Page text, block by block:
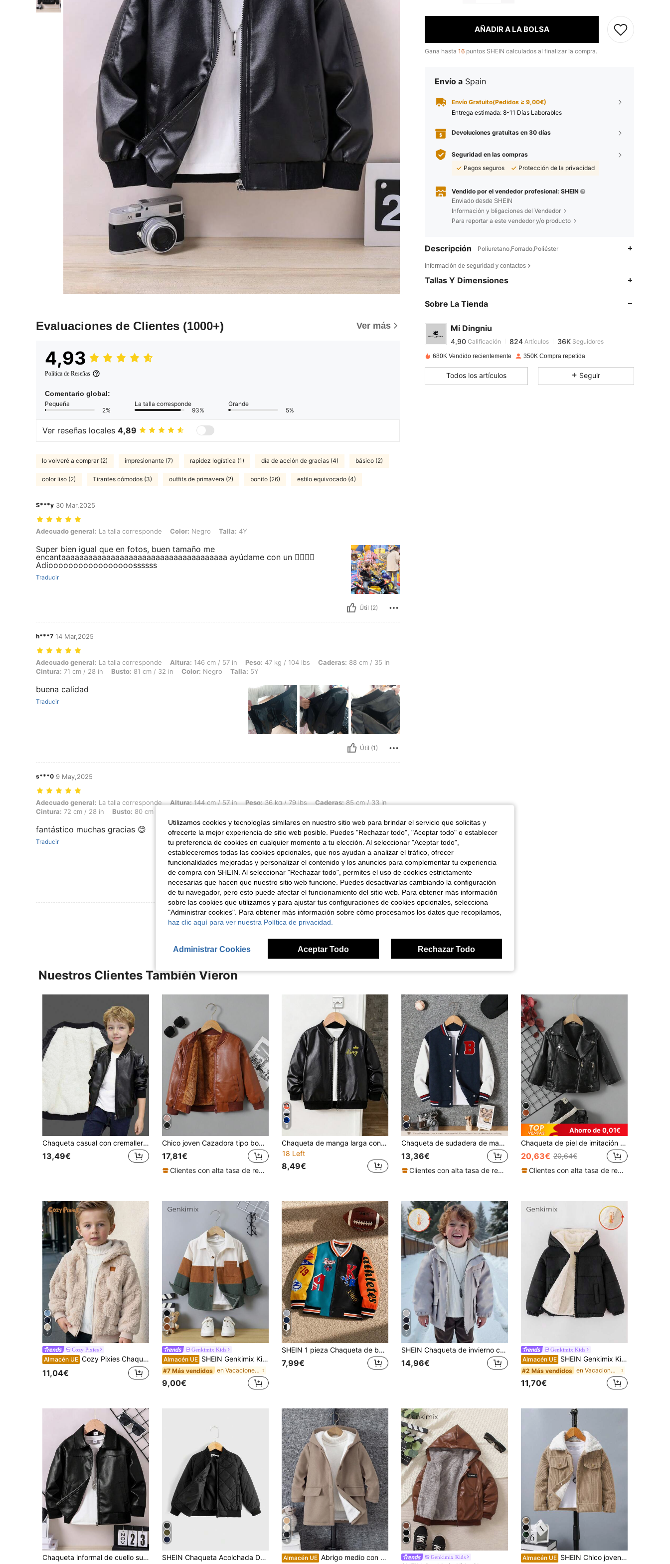
Evaluaciones de Clientes (1000+) Ver más
4,93
Política de Reseñas
Comentario global:
Pequeña
2%
La talla corresponde
93%
Grande
5%
Ver reseñas locales 4,89
lo volveré a comprar (2) impresionante (7) rapidez logística (1) día de acción de gracias (4) básico (2)
color liso (2) Tirantes cómodos (3) outfits de primavera (2) bonito (26) estilo equivocado (4)
S***y 30 Mar,2025
Adecuado general: La talla corresponde, Color: Negro, Talla: 4Y
Adecuado general: La talla corresponde Color: Negro Talla: 4Y
Super bien igual que en fotos, buen tamaño me
encantaaaaaaaaaaaaaaaaaaaaaaaaaaaaaaaaaaaaa ayúdame con un 👍🏻💋😘
Adiooooooooooooooooossssss
Traducir
Útil (2)
h***7 14 Mar,2025
Adecuado general: La talla corresponde, Altura: 146 cm / 57 in, Peso: 47 kg / 104 lbs, Caderas: 88 cm / 35 in, Cintura: 71 cm / 28 in, Busto: 81 cm / 32 in, Color: Negro, Talla: 5Y
Adecuado general: La talla corresponde Altura: 146 cm / 57 in Peso: 47 kg / 104 lbs Caderas: 88 cm / 35 in
Cintura: 71 cm / 28 in Busto: 81 cm / 32 in Color: Negro Talla: 5Y
buena calidad
Traducir
Útil (1)
s***0 9 May,2025
Adecuado general: La talla corresponde, Altura: 144 cm / 57 in, Peso: 36 kg / 79 lbs, Caderas: 85 cm / 33 in, Cintura: 72 cm / 28 in, Busto: 80 cm / 31 in, Color: Negro, Talla: 6Y
Adecuado general: La talla corresponde Altura:144 cm / 57 in Peso:36 kg / 79 lbs Caderas:85 cm / 33 in
Cintura: 72 cm / 28 in Busto: 80 cm / 31 in
fantástico muchas gracias 😊
Traducir
Útil (0)
Ver Más Reseñas
AÑADIR A LA BOLSA
Gana hasta 16 puntos SHEIN calculados al finalizar la compra.
Envío a Spain
Envío Gratuito(Pedidos ≥ 9,00€)
Entrega estimada: 8-11 Días Laborables
Devoluciones gratuitas en 30 días
Seguridad en las compras
Pagos seguros
Protección de la privacidad
Vendido por el vendedor profesional: SHEIN
Enviado desde SHEIN
Información y bligaciones del Vendedor
Para reportar a este vendedor y/o producto
Descripción Poliuretano,Forrado,Poliéster
Información de seguridad y contactos
Tallas Y Dimensiones
Sobre La Tienda
Mi Dingniu
4,90
4,90
Calificación
e***9pagadoHace 1 día
4,90 824 36K
680K Vendido recientemente 350K Compra repetida
Todos los artículos Seguir
Nuestros Clientes También Vieron
Chaqueta casual con cremallera de piel sintética negra para niños
13,49€
Chico joven Cazadora tipo bomber con cremallera con forro térmico PU
17,81€
Clientes con alta tasa de repetición
8
Chaqueta de manga larga con cremallera de cuero PU negro nueva y enérgica para niños, con patrón bordado de moda, tela cómoda, ajuste elegante, nueva llegada de otoño/invierno, adecuada para múltiples estaciones y ocasiones, conjunto infantil, conjunto de verano/otoño para niños
18 Left
8,49€
Chaqueta de sudadera de manga larga con letra bordada y recortes de color block de estilo casual elegante para niño joven
13,36€
Clientes con alta tasa de repetición
Ahorro de 0,01€
Chaqueta de piel de imitación con cuello vuelto para niño, abrigo de moto de piel de imitación fresco para niño para primavera, otoño e invierno
20,63€ 20,64€
Clientes con alta tasa de repetición
7
Cozy Pixies
Almacén UE Cozy Pixies Chaqueta térmica de manga larga con capucha y etiqueta tejida decorativa para niño pequeño, a cuadros, forro térmico grueso, térmica de doble cara, apta para interiores, exteriores, casual, esquí, regreso a la escuela, uso diario, deportes, juegos, fiestas, Día de San Valentín, múltiples ocasiones
11,04€
4
Genkimix Kids
Almacén UE SHEIN Genkimix Kids Chaqueta informal de botones con bolsillo y bloques de color para niño, otoño
#7 Más vendidos en Vacaciones Ropa de abrigo para niños pequeños
9,00€
7
SHEIN 1 pieza Chaqueta de béisbol casual deportiva para niño joven con estampado de letras & números, manga larga, adecuada para uso diario, deportes, ver juegos, para niños de 4-7 años, perfecta para deportes, salidas, escuela, temporada de vuelta a la escuela
7,99€
5
SHEIN Chaqueta de invierno casual con bolsillo utilitario, forro térmico y mangas raglán de unicolor para niño pequeño, adecuada para uso al aire libre, escuela y hogar en otoño
14,96€
Genkimix Kids
Almacén UE SHEIN Genkimix Kids Abrigo acolchado clásico casual con capucha con cremallera, forro térmico y bolsillos reales para niños pequeños, otoño/invierno
#2 Más vendidos en Vacaciones Ropa de abrigo para niños pequeños
11,70€
Chaqueta informal de cuello suelto con cremallera para niño, primavera-otoño SHEIN Chaqueta Acolchada De Bombardero Con Cremallera Frontal Para Nino Joven
5
Almacén UE Abrigo medio con capucha forrado de piel sintética gruesa para niños pequeños, versátil para varias ocasiones casuales Genkimix Kids
4
Almacén UE SHEIN Chico joven Abrigo de pana cuello de borreguito con diseño de solapa
Utilizamos cookies y tecnologías similares en nuestro sitio web para brindar el servicio que solicitas y
ofrecerte la mejor experiencia de sitio web posible. Puedes "Rechazar todo", "Aceptar todo" o establecer
tu preferencia de cookies en cualquier momento a tu elección. Al seleccionar "Aceptar todo",
estableceremos todas las cookies opcionales, que nos ayudan a analizar el tráfico, ofrecer
funcionalidades mejoradas y personalizar el contenido y los anuncios para complementar tu experiencia
de compra con SHEIN. Al seleccionar "Rechazar todo", permites el uso de cookies estrictamente
necesarias que hacen que nuestro sitio web funcione. Puedes desactivarlas cambiando la configuración
de tu navegador, pero esto puede afectar el funcionamiento del sitio web. Para obtener más información
sobre las cookies que utilizamos y para ajustar tus configuraciones de cookies opcionales, selecciona
"Administrar cookies". Para obtener más información sobre cómo procesamos los datos que recopilamos,
haz clic aquí para ver nuestra Política de privacidad.
Administrar Cookies Aceptar Todo Rechazar Todo